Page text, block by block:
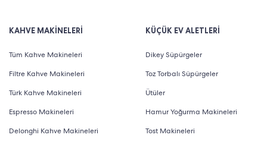
KAHVE MAKİNELERİ
Tüm Kahve Makineleri
Filtre Kahve Makineleri
Türk Kahve Makineleri
Espresso Makineleri
Delonghi Kahve Makineleri
KÜÇÜK EV ALETLERİ
Dikey Süpürgeler
Toz Torbalı Süpürgeler
Ütüler
Hamur Yoğurma Makineleri
Tost Makineleri